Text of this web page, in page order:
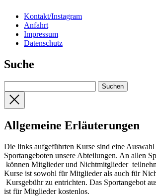
Kontakt/Instagram
Anfahrt
Impressum
Datenschutz
Suche
Allgemeine Erläuterungen
Die links aufgeführten Kurse sind eine Auswahl
Sportangeboten unsere Abteilungen. An allen
können Mitglieder und Nichtmitglieder
Kurse ist sowohl für Mitglieder als auch für
Kursgebühr zu entrichten. Das Sportangebot
ist für Mitglieder kostenlos.